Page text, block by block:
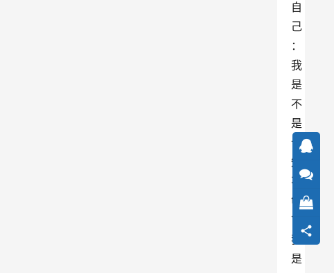
自
己
：
我
是
不
是
认
知
不
够
？
我
是